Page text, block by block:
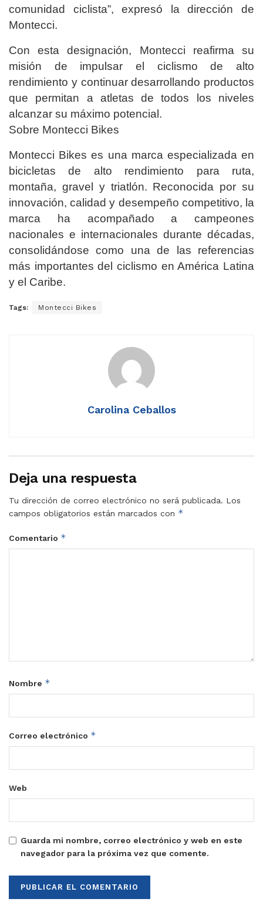
comunidad ciclista”, expresó la dirección de
Montecci.
Con esta designación, Montecci reafirma su
misión de impulsar el ciclismo de alto
rendimiento y continuar desarrollando productos
que permitan a atletas de todos los niveles
alcanzar su máximo potencial.
Sobre Montecci Bikes
Montecci Bikes es una marca especializada en
bicicletas de alto rendimiento para ruta,
montaña, gravel y triatlón. Reconocida por su
innovación, calidad y desempeño competitivo, la
marca ha acompañado a campeones
nacionales e internacionales durante décadas,
consolidándose como una de las referencias
más importantes del ciclismo en América Latina
y el Caribe.
Tags: Montecci Bikes
Carolina Ceballos
Deja una respuesta
Tu dirección de correo electrónico no será publicada. Los
campos obligatorios están marcados con *
Comentario *
Nombre *
Correo electrónico *
Web
Guarda mi nombre, correo electrónico y web en este
navegador para la próxima vez que comente.